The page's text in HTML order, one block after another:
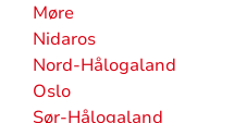
Møre
Nidaros
Nord-Hålogaland
Oslo
Sør-Hålogaland